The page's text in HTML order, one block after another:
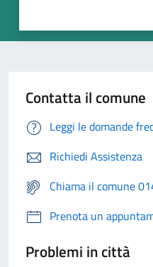
Contatta il comune
Leggi le domande
Richiedi Assistenza
Chiama il comune
Prenota un
Problemi in città